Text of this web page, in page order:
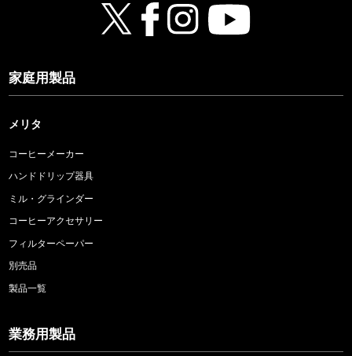
家庭用製品
メリタ
コーヒーメーカー
ハンドドリップ器具
ミル・グラインダー
コーヒーアクセサリー
フィルターペーパー
別売品
製品一覧
業務用製品